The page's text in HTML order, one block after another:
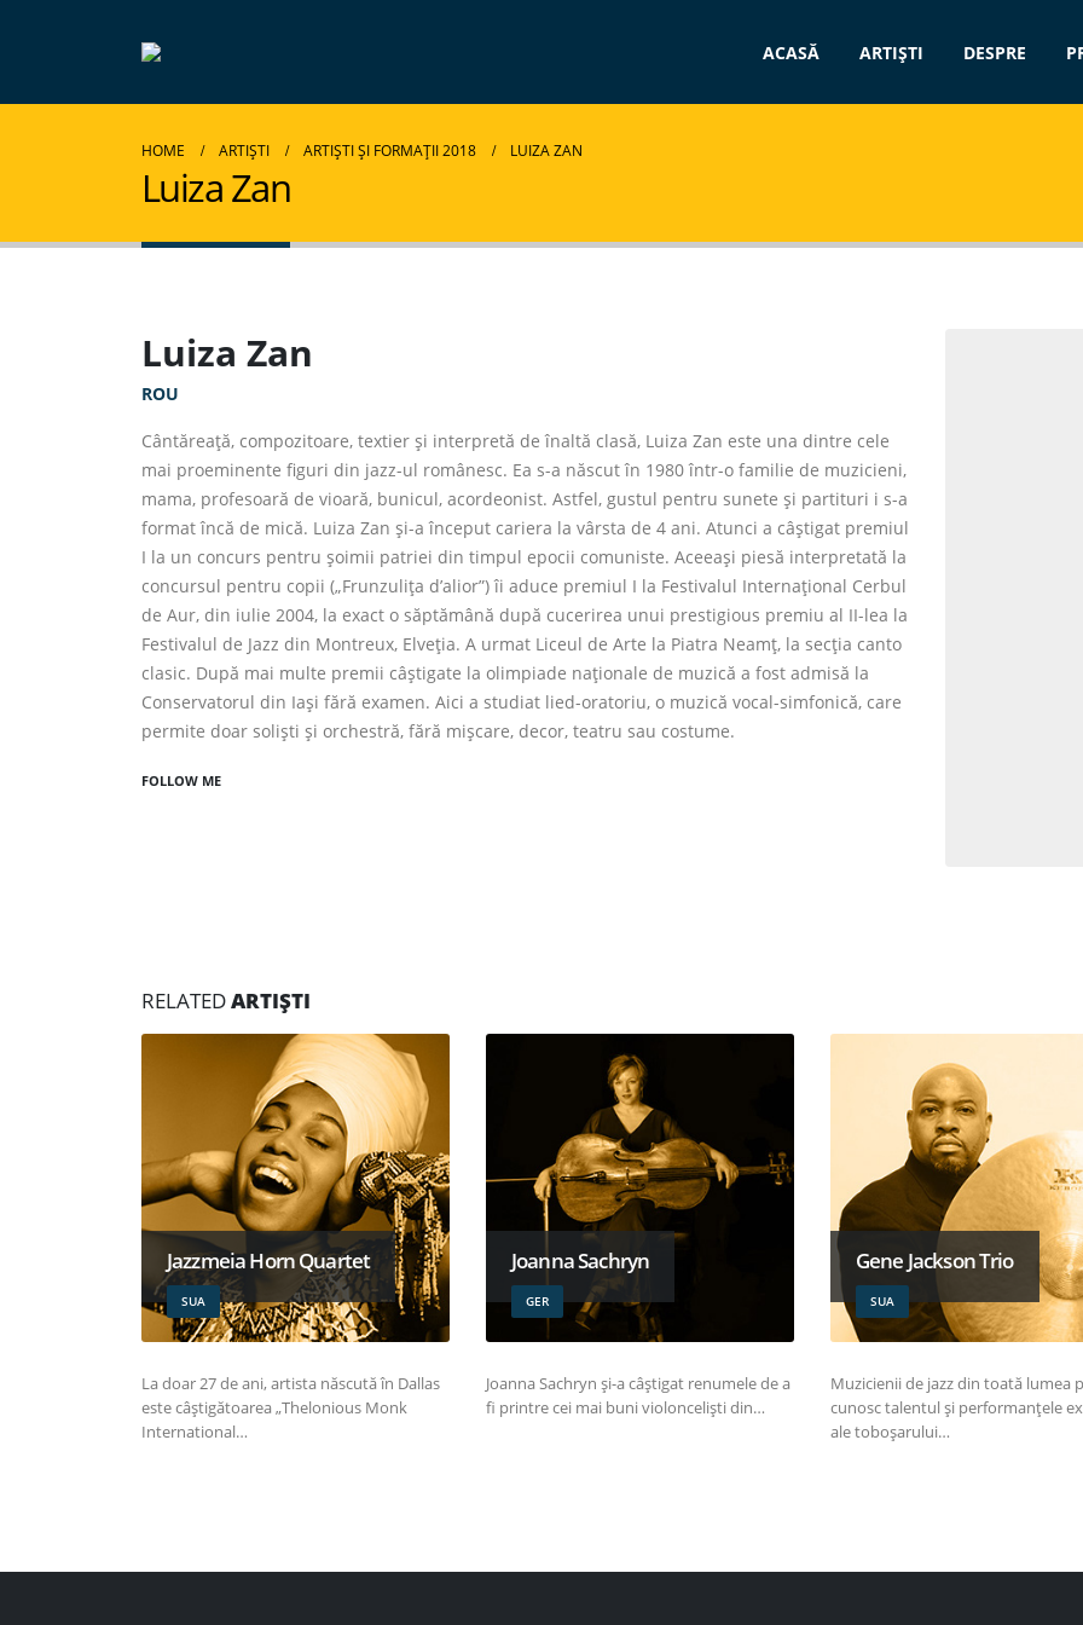
ACASĂ ARTIȘTI DESPRE
HOME ARTIȘTI ARTIȘTI ȘI FORMAȚII 2018 LUIZA ZAN
Luiza Zan
Luiza Zan
ROU
Cântăreață, compozitoare, textier și interpretă de înaltă clasă, Luiza Zan este una dintre cele
mai proeminente figuri din jazz-ul românesc. Ea s-a născut în 1980 într-o familie de muzicieni,
mama, profesoară de vioară, bunicul, acordeonist. Astfel, gustul pentru sunete şi partituri i s-a
format încă de mică. Luiza Zan și-a început cariera la vârsta de 4 ani. Atunci a câștigat premiul
I la un concurs pentru șoimii patriei din timpul epocii comuniste. Aceeași piesă interpretată la
concursul pentru copii („Frunzuliţa d’alior”) îi aduce premiul I la Festivalul Internațional Cerbul
de Aur, din iulie 2004, la exact o săptămână după cucerirea unui prestigious premiu al II-lea la
Festivalul de Jazz din Montreux, Elveția. A urmat Liceul de Arte la Piatra Neamţ, la secţia canto
clasic. După mai multe premii câştigate la olimpiade naţionale de muzică a fost admisă la
Conservatorul din Iaşi fără examen. Aici a studiat lied-oratoriu, o muzică vocal-simfonică, care
permite doar solişti şi orchestră, fără mişcare, decor, teatru sau costume.
FOLLOW ME
RELATEDARTIȘTI
Jazzmeia Horn Quartet
SUA
La doar 27 de ani, artista născută în Dallas
este câștigătoarea „Thelonious Monk
International…
Joanna Sachryn
GER
Joanna Sachryn și-a câștigat renumele de a
fi printre cei mai buni violonceliști din…
Gene Jackson Trio
SUA
Muzicienii de jazz din toată lumea
cunosc talentul și performanțele
ale toboșarului…